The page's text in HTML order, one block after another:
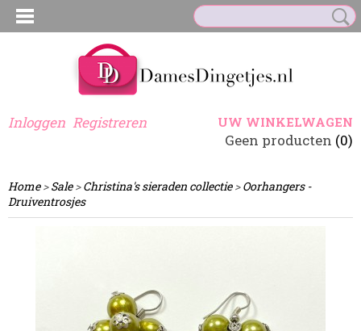
Inloggen Registreren UW WINKELWAGEN
Geen producten (0)
Home>Sale>Christina's sieraden collectie>Oorhangers -
Druiventrosjes